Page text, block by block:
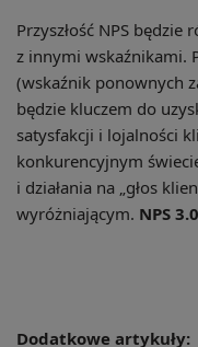
Przyszłość NPS będzie
z innymi wskaźnikami.
(wskaźnik ponownych
będzie kluczem do
satysfakcji i lojalności
konkurencyjnym
i działania na „głos
wyróżniającym. NPS 3.0
Dodatkowe artykuły: